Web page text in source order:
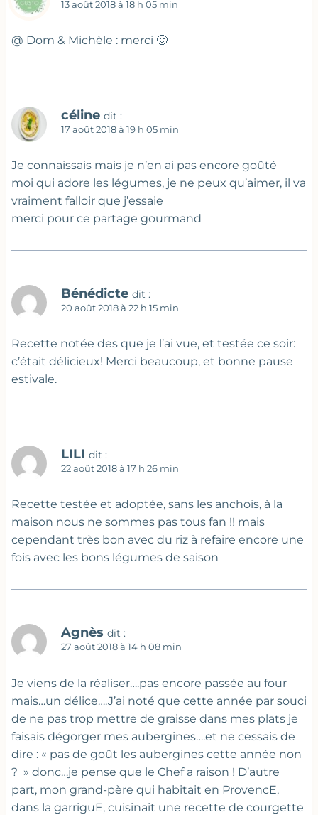
13 août 2018 à 18 h 05 min
@ Dom & Michèle : merci 🙂
céline dit :
17 août 2018 à 19 h 05 min
Je connaissais mais je n’en ai pas encore goûté
moi qui adore les légumes, je ne peux qu’aimer, il va
vraiment falloir que j’essaie
merci pour ce partage gourmand
Bénédicte dit :
20 août 2018 à 22 h 15 min
Recette notée des que je l’ai vue, et testée ce soir:
c’était délicieux! Merci beaucoup, et bonne pause
estivale.
LILI dit :
22 août 2018 à 17 h 26 min
Recette testée et adoptée, sans les anchois, à la
maison nous ne sommes pas tous fan !! mais
cependant très bon avec du riz à refaire encore une
fois avec les bons légumes de saison
Agnès dit :
27 août 2018 à 14 h 08 min
Je viens de la réaliser….pas encore passée au four
mais…un délice….J’ai noté que cette année par souci
de ne pas trop mettre de graisse dans mes plats je
faisais dégorger mes aubergines….et ne cessais de
dire : « pas de goût les aubergines cette année non
? » donc…je pense que le Chef a raison ! D’autre
part, mon grand-père qui habitait en ProvencE,
dans la garriguE, cuisinait une recette de courgette